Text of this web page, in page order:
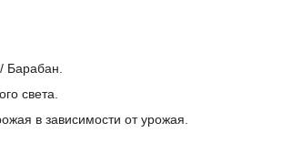
Барабан.
света.
в зависимости от урожая.